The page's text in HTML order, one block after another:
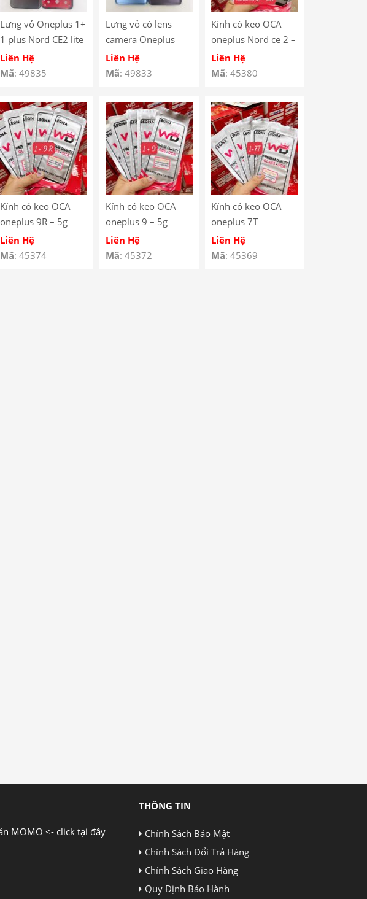
Lưng vỏ Oneplus 1+
1 plus Nord CE2 lite
zin
Liên Hệ
Mã: 49835
Lưng vỏ có lens
camera Oneplus
1plus 1+ 7T
Liên Hệ
Mã: 49833
Kính có keo OCA
oneplus Nord ce 2 –
5g
Liên Hệ
Mã: 45380
Kính có keo OCA
oneplus 9R – 5g
Liên Hệ
Mã: 45374
Kính có keo OCA
oneplus 9 – 5g
Liên Hệ
Mã: 45372
Kính có keo OCA
oneplus 7T
Liên Hệ
Mã: 45369
MOMO <- click tại đây
THÔNG TIN
Chính Sách Bảo Mật
Chính Sách Đổi Trả Hàng
Chính Sách Giao Hàng
Quy Định Bảo Hành